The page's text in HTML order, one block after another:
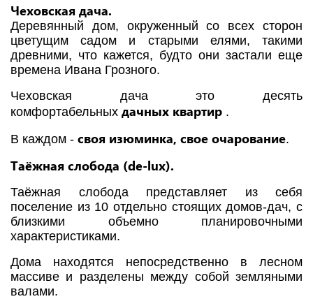
Чеховская дача.
Деревянный дом, окруженный со всех сторон
цветущим садом и старыми елями, такими
древними, что кажется, будто они застали еще
времена Ивана Грозного.
Чеховская дача это десять
комфортабельных дачных квартир .
В каждом - своя изюминка, свое очарование.
Таёжная слобода (de-lux).
Таёжная слобода представляет из себя
поселение из 10 отдельно стоящих домов-дач, с
близкими объемно планировочными
характеристиками.
Дома находятся непосредственно в лесном
массиве и разделены между собой земляными
валами.